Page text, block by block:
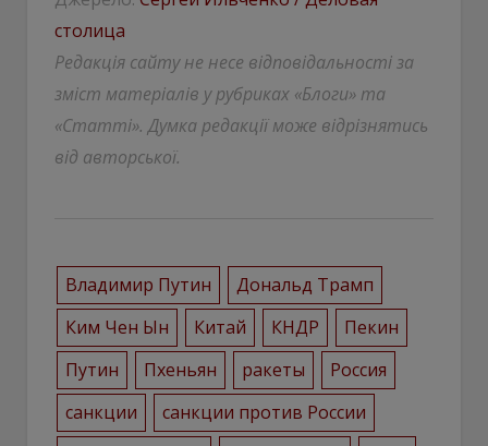
столица
Редакція сайту не несе відповідальності за
зміст матеріалів у рубриках «Блоги» та
«Статті». Думка редакції може відрізнятись
від авторської.
Владимир Путин
Дональд Трамп
Ким Чен Ын
Китай КНДР
Пекин
Путин
Пхеньян ракеты
Россия
санкции
санкции против России